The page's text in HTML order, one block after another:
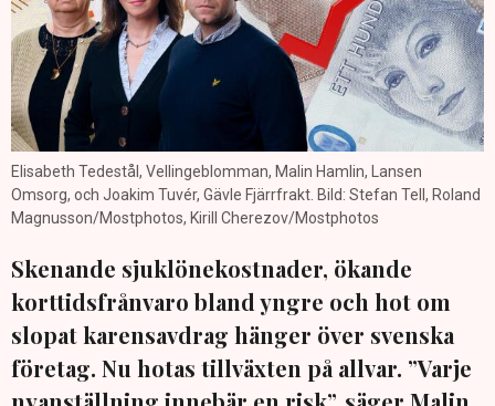
Elisabeth Tedestål, Vellingeblomman, Malin Hamlin, Lansen
Omsorg, och Joakim Tuvér, Gävle Fjärrfrakt. Bild: Stefan Tell, Roland
Magnusson/Mostphotos, Kirill Cherezov/Mostphotos
Skenande sjuklönekostnader, ökande
korttidsfrånvaro bland yngre och hot om
slopat karensavdrag hänger över svenska
företag. Nu hotas tillväxten på allvar. ”Varje